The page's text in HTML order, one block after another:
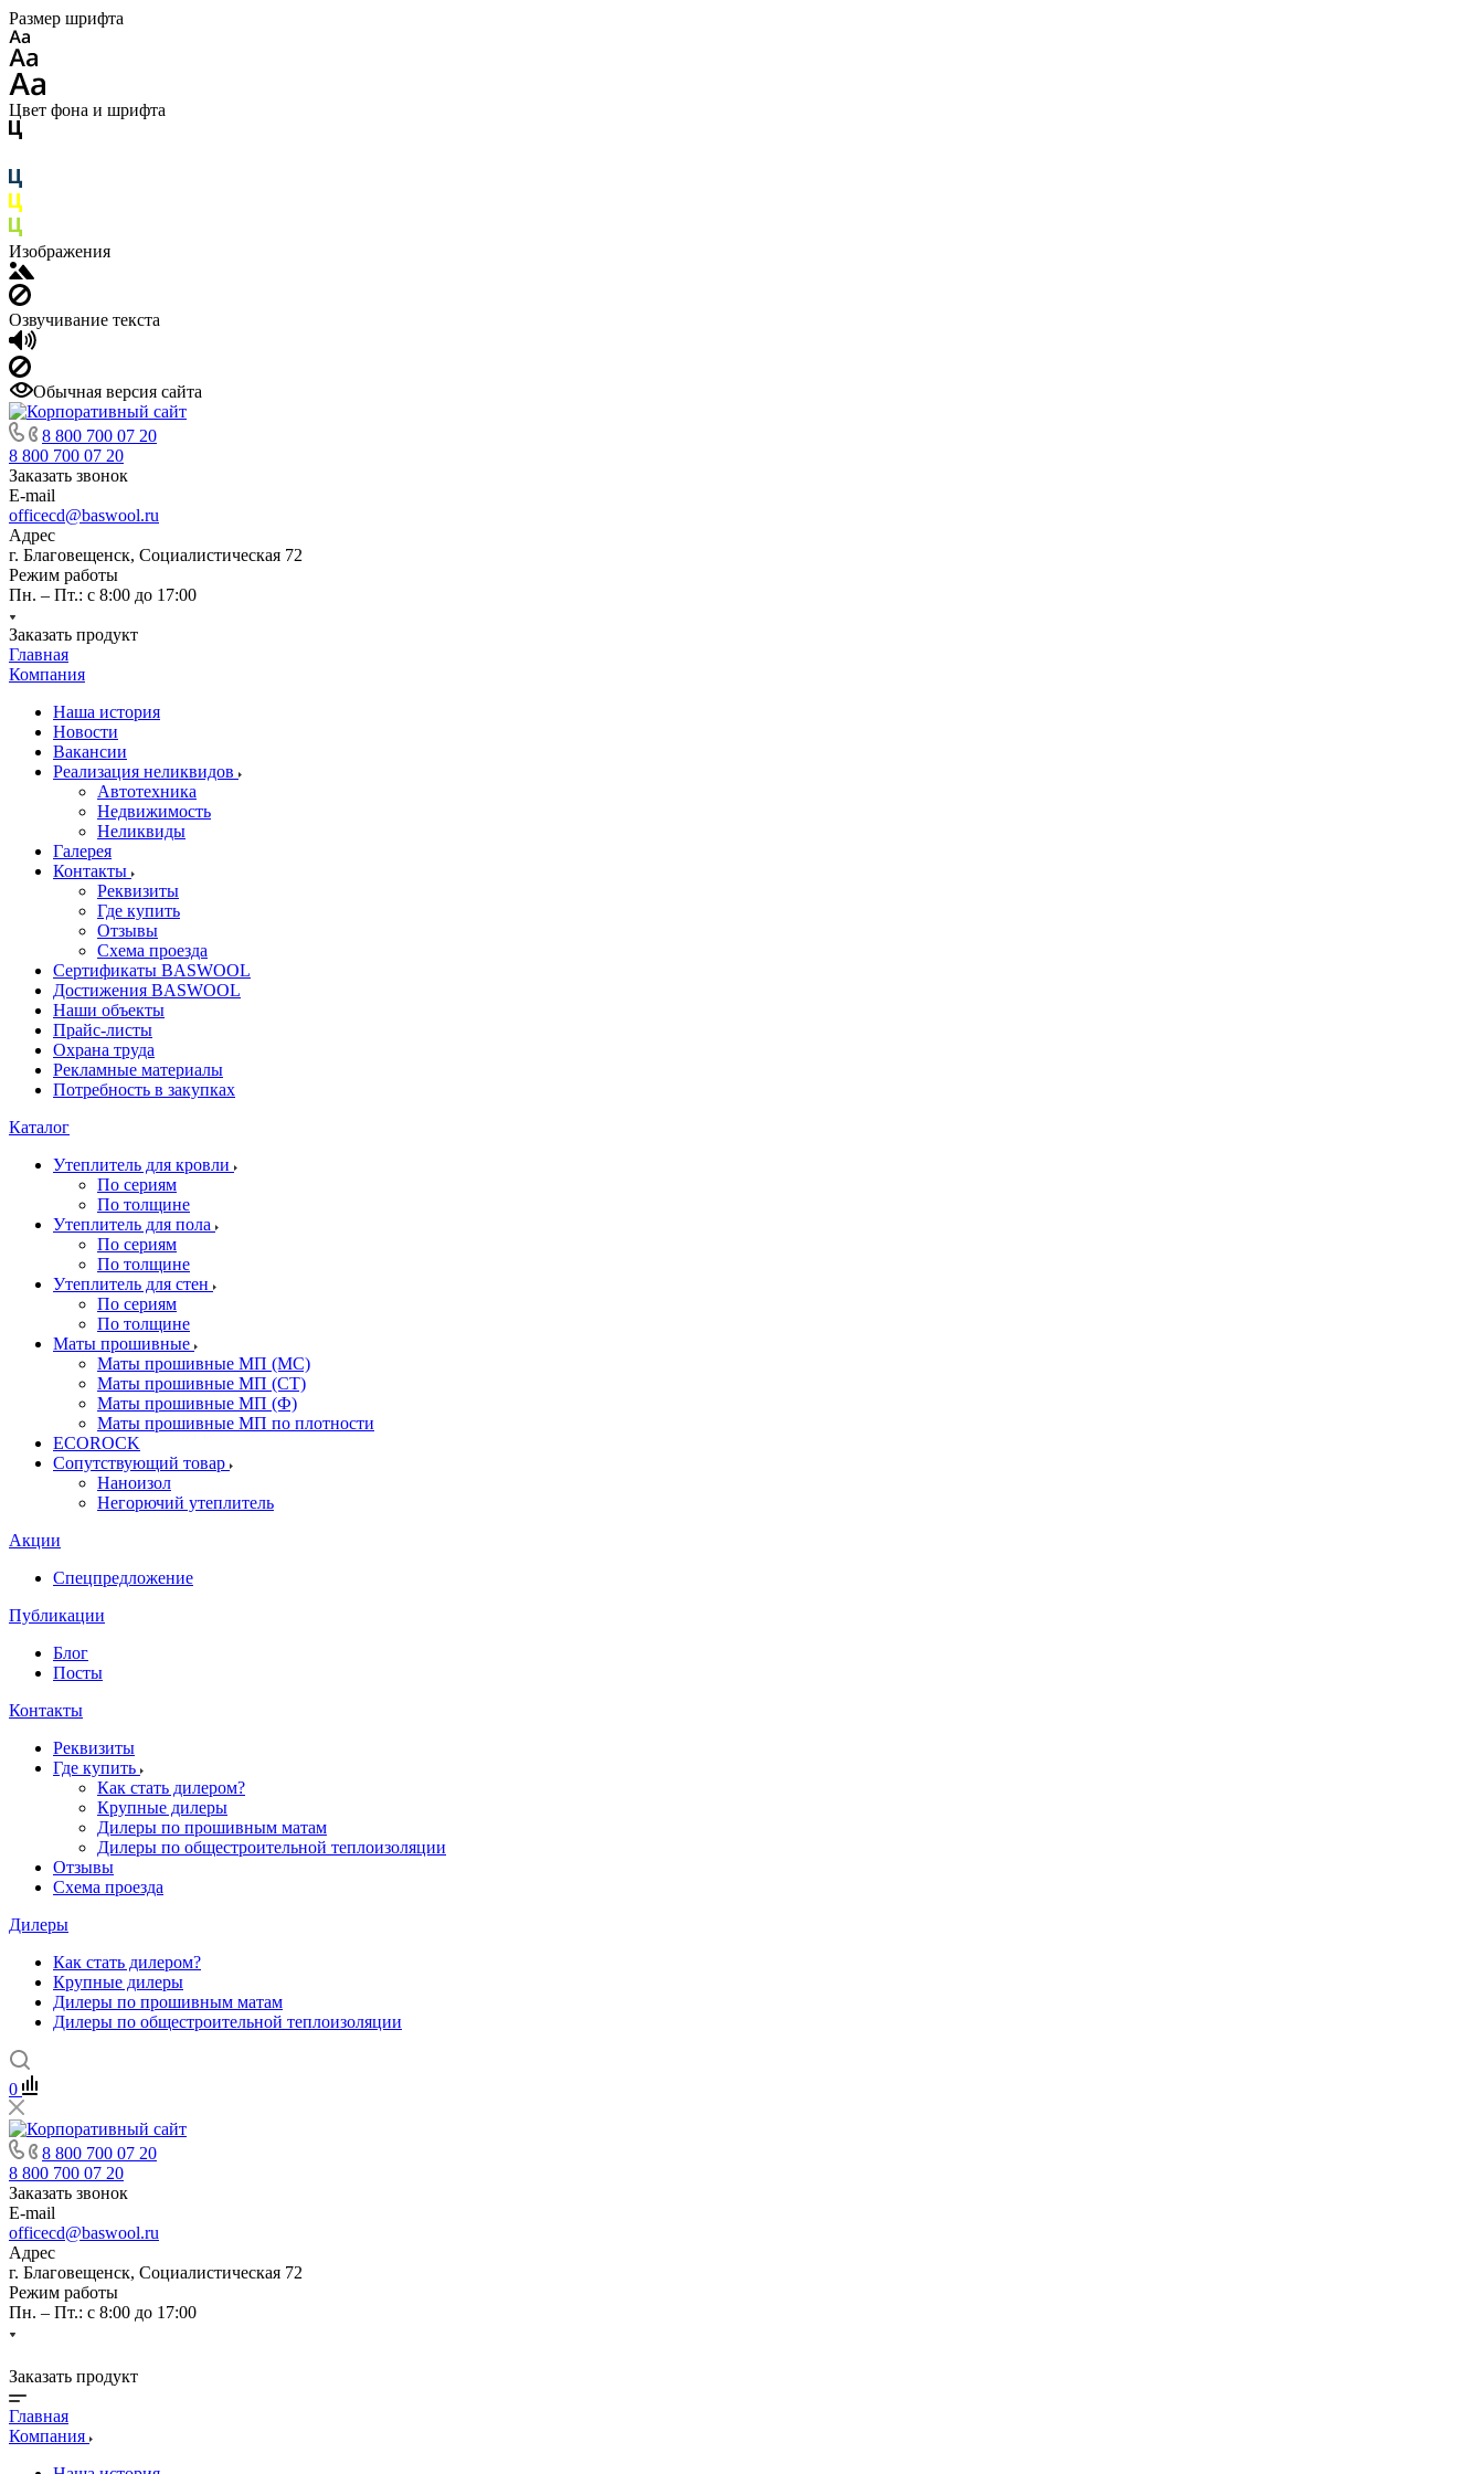
Размер шрифта
Цвет фона и шрифта
Изображения
Озвучивание текста
Обычная версия сайта
8 800 700 07 20
8 800 700 07 20
Заказать звонок
E-mail
officecd@baswool.ru
Адрес
г. Благовещенск, Социалистическая 72
Режим работы
Пн. – Пт.: с 8:00 до 17:00
Заказать продукт
Главная
Компания
Наша история
Новости
Вакансии
Реализация неликвидов
Автотехника
Недвижимость
Неликвиды
Галерея
Контакты
Реквизиты
Где купить
Отзывы
Схема проезда
Сертификаты BASWOOL
Достижения BASWOOL
Наши объекты
Прайс-листы
Охрана труда
Рекламные материалы
Потребность в закупках
Каталог
Утеплитель для кровли
По сериям
По толщине
Утеплитель для пола
По сериям
По толщине
Утеплитель для стен
По сериям
По толщине
Маты прошивные
Маты прошивные МП (МС)
Маты прошивные МП (СТ)
Маты прошивные МП (Ф)
Маты прошивные МП по плотности
ECOROCK
Сопутствующий товар
Наноизол
Негорючий утеплитель
Акции
Спецпредложение
Публикации
Блог
Посты
Контакты
Реквизиты
Где купить
Как стать дилером?
Крупные дилеры
Дилеры по прошивным матам
Дилеры по общестроительной теплоизоляции
Отзывы
Схема проезда
Дилеры
Как стать дилером?
Крупные дилеры
Дилеры по прошивным матам
Дилеры по общестроительной теплоизоляции
0
8 800 700 07 20
8 800 700 07 20
Заказать звонок
E-mail
officecd@baswool.ru
Адрес
г. Благовещенск, Социалистическая 72
Режим работы
Пн. – Пт.: с 8:00 до 17:00
Заказать продукт
Главная
Компания